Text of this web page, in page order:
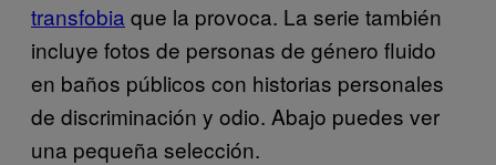
transfobia que la provoca. La serie también
incluye fotos de personas de género fluido
en baños públicos con historias personales
de discriminación y odio. Abajo puedes ver
una pequeña selección.